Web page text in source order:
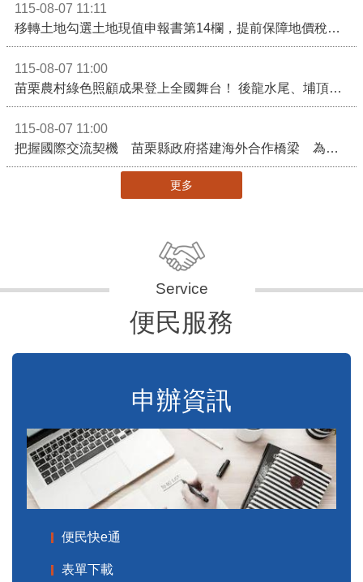
115-08-07 11:11
移轉土地勾選土地現值申報書第14欄，提前保障地價稅節稅權益
115-08-07 11:00
苗栗農村綠色照顧成果登上全國舞台！ 後龍水尾、埔頂社區前進2026高齡健康產業博覽會
115-08-07 11:00
把握國際交流契機 苗栗縣政府搭建海外合作橋梁 為在地產業爭取更多國際市場機會
更多
便民服務
申辦資訊
便民快e通
表單下載